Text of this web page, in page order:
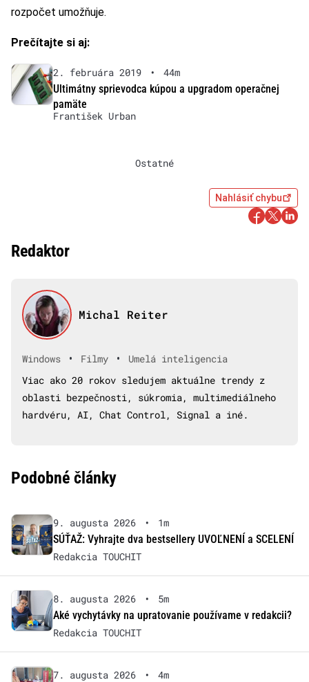
rozpočet umožňuje.
Prečítajte si aj:
2. februára 2019 •
44m
Ultimátny sprievodca kúpou a upgradom operačnej
pamäte
František Urban
Ostatné
Nahlásiť chybu
Redaktor
Michal Reiter
Windows • Filmy •
Umelá inteligencia
Viac ako 20 rokov sledujem aktuálne trendy z
oblasti bezpečnosti, súkromia, multimediálneho
hardvéru, AI, Chat Control, Signal a iné.
Podobné články
9. augusta 2026 •
1m
SÚŤAŽ: Vyhrajte dva bestsellery UVOĽNENÍ a SCELENÍ
Redakcia TOUCHIT
8. augusta 2026 •
5m
Aké vychytávky na upratovanie používame v redakcii?
Redakcia TOUCHIT
7. augusta 2026 •
4m